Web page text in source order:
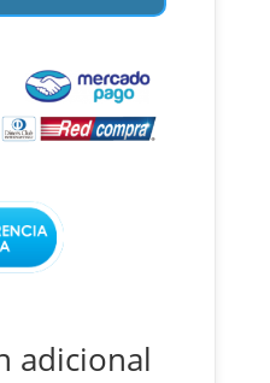
adicional